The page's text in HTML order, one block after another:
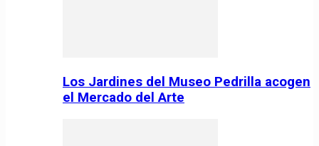
Los Jardines del Museo Pedrilla acogen
el Mercado del Arte